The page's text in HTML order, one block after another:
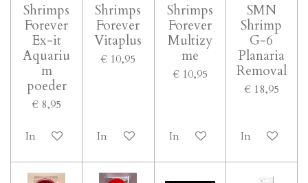
Shrimps
Forever
Ex-it
Aquariu
m
poeder
€ 8,95
In winkelwagen
Shrimps
Forever
Vitaplus
€ 10,95
In winkelwagen
Shrimps
Forever
Multizy
me
€ 10,95
In winkelwagen
SMN
Shrimp
G-6
Planaria
Removal
€ 18,95
In